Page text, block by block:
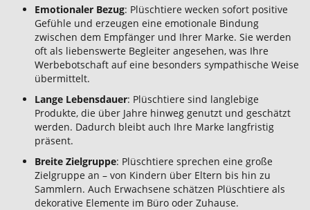
Emotionaler Bezug: Plüschtiere wecken sofort positive
Gefühle und erzeugen eine emotionale Bindung
zwischen dem Empfänger und Ihrer Marke. Sie werden
oft als liebenswerte Begleiter angesehen, was Ihre
Werbebotschaft auf eine besonders sympathische Weise
übermittelt.
Lange Lebensdauer: Plüschtiere sind langlebige
Produkte, die über Jahre hinweg genutzt und geschätzt
werden. Dadurch bleibt auch Ihre Marke langfristig
präsent.
Breite Zielgruppe: Plüschtiere sprechen eine große
Zielgruppe an – von Kindern über Eltern bis hin zu
Sammlern. Auch Erwachsene schätzen Plüschtiere als
dekorative Elemente im Büro oder Zuhause.